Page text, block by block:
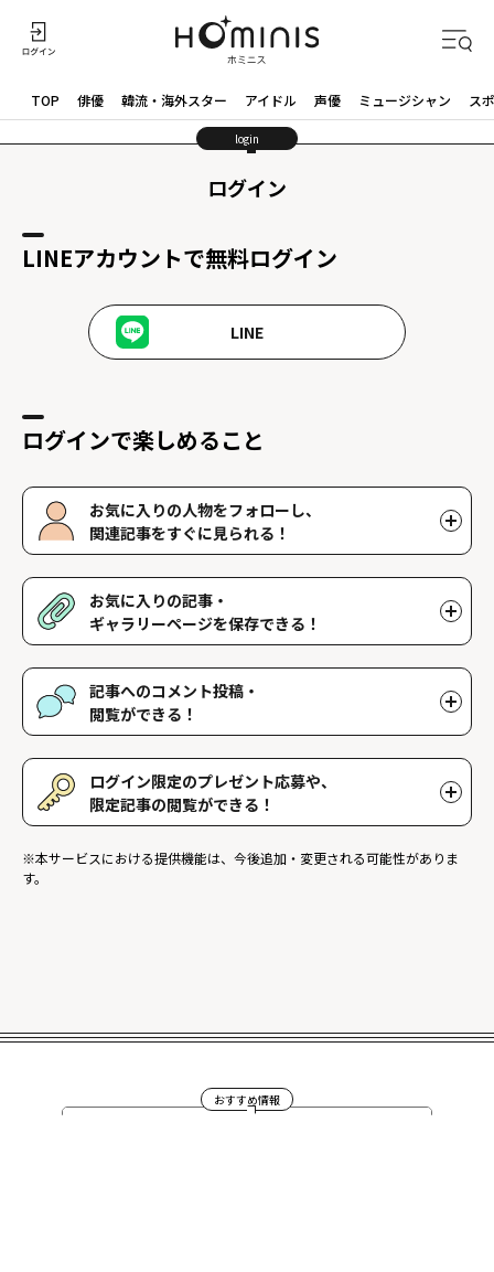
TOP 俳優 韓流・海外スター アイドル 声優 ミュージシャン ス
login
ログイン
LINEアカウントで無料ログイン
LINE
ログインで楽しめること
お気に入りの人物をフォローし、
関連記事をすぐに見られる！
好きな人物をフォローすることで、マイページで好きな人物の関連
記事を閲覧することができます。好きな人物一覧はマイページで確
認できます。
お気に入りの記事・
ギャラリーページを保存できる！
好きな記事やギャラリーページを保存し、マイページでいつでも閲
覧することができます。
記事へのコメント投稿・
閲覧ができる！
記事に対して応援や感想などのコメントができ、他のファンが投稿
したコメントを読むことができます。
ログイン限定のプレゼント応募や、
限定記事の閲覧ができる！
た、ログイン限定記事を閲覧することができます。
※本サービスにおける提供機能は、今後追加・変更される可能性がありま
す。
おすすめ情報